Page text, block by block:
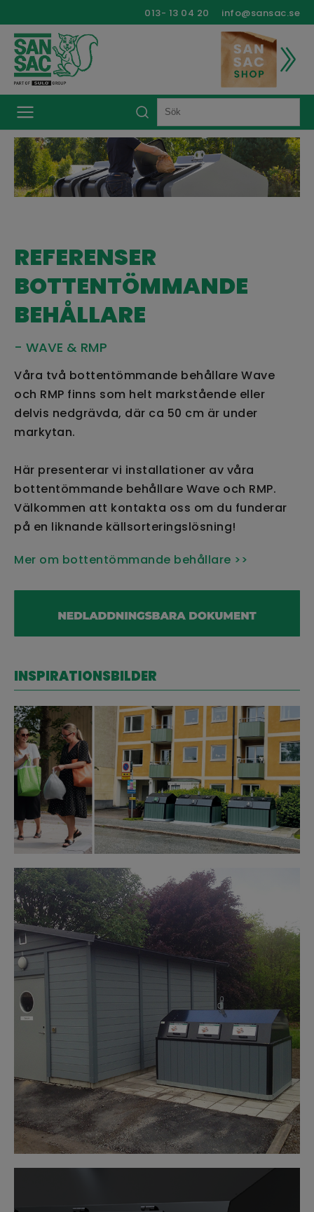
013- 13 04 20 info@sansac.se
REFERENSER
BOTTENTÖMMANDE
BEHÅLLARE
- WAVE & RMP
Våra två bottentömmande behållare Wave
och RMP finns som helt markstående eller
delvis nedgrävda, där ca 50 cm är under
markytan.
Här presenterar vi installationer av våra
bottentömmande behållare Wave och RMP.
Välkommen att kontakta oss om du funderar
på en liknande källsorteringslösning!
Mer om bottentömmande behållare >>
INSPIRATIONSBILDER